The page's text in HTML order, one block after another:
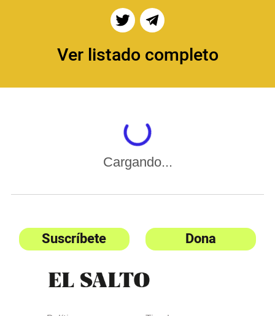
Ver listado completo
Cargando...
Suscríbete Dona